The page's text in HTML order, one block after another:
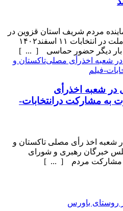
مردم شریف استان قزوین در
پاسداشت حضور آگاهانه ملت در انتخابات ۱۱ اسفند۱۴۰۲
بار دیگر حضور حماسی [ ... ]
در شعبه اخذرأی
به مشارکت درانتخابات-
شعبه اخذ رأی مصلی تاکستان و
خبرگان رهبری و شورای
مشارکت مردم [ ... ]